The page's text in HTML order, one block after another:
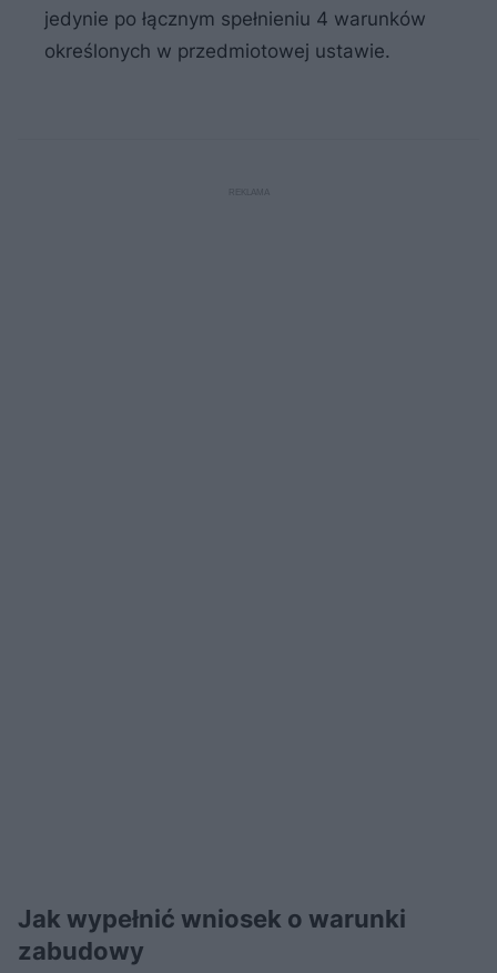
jedynie po łącznym spełnieniu 4 warunków
określonych w przedmiotowej ustawie.
Jak wypełnić wniosek o warunki
zabudowy